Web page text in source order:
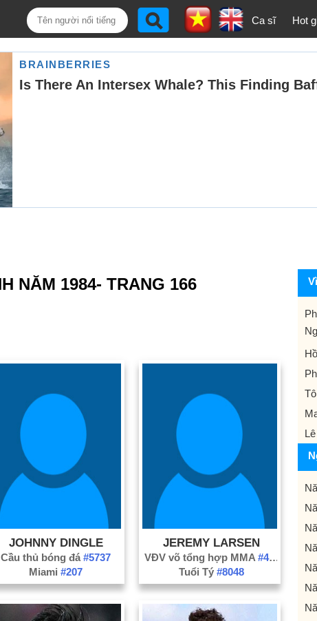
Ca sĩ Hot
NĂM 1984- TRANG 166
JOHNNY DINGLE
Cầu thủ bóng đá#5737
Miami#207
JEREMY LARSEN
VĐV võ tổng hợp MMA #484
Tuổi Tý#8048